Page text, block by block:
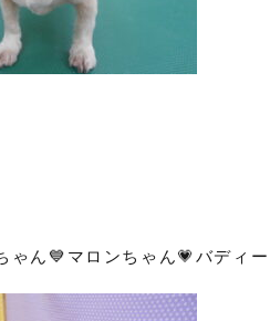
ゃん💙マロンちゃん💗バディ